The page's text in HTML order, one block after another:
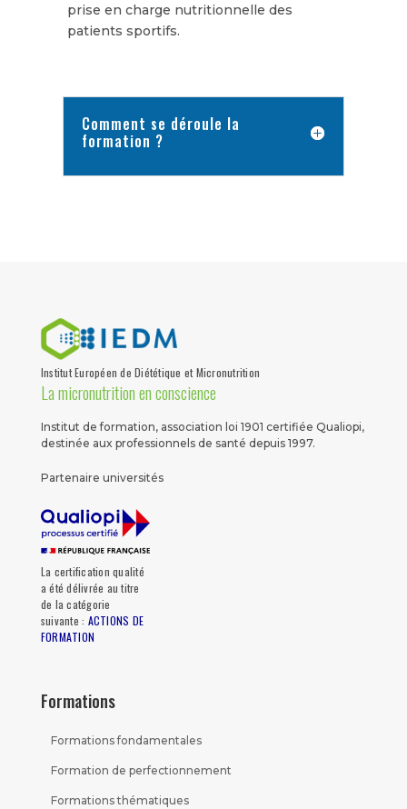
prise en charge nutritionnelle des
patients sportifs.
Comment se déroule la
formation ?
Institut Européen de Diététique et Micronutrition
La micronutrition en conscience
Institut de formation, association loi 1901 certifiée Qualiopi,
destinée aux professionnels de santé depuis 1997.
Partenaire universités
La certification qualité
a été délivrée au titre
de la catégorie
suivante : ACTIONS DE
FORMATION
Formations
Formations fondamentales
Formation de perfectionnement
Formations thématiques